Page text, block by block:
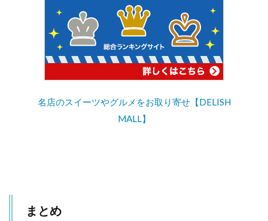
名店のスイーツやグルメをお取り寄せ【DELISH
MALL】
まとめ